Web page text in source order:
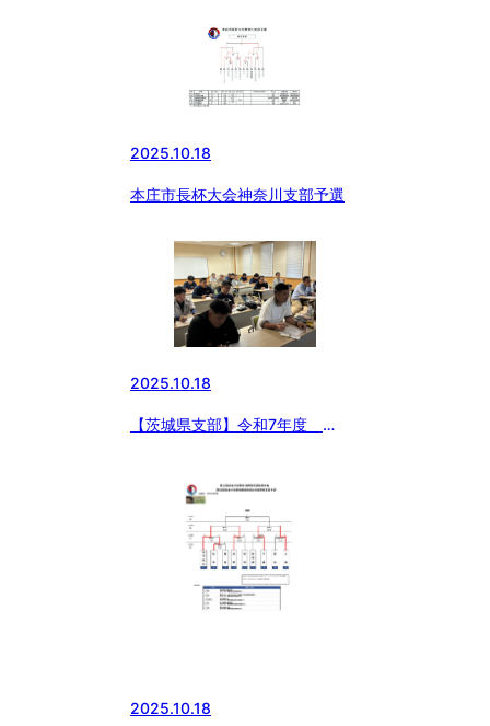
2025.10.18
本庄市長杯大会神奈川支部予選
2025.10.18
【茨城県支部】令和7年度
2025.10.18